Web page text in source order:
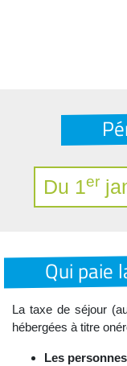
Du 1er
Qui paie
La taxe de séjour
hébergées à titre
Les